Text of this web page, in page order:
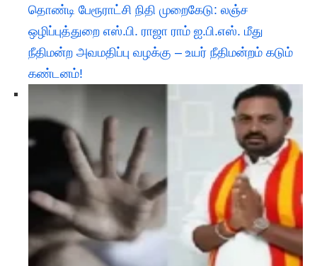
தொண்டி பேரூராட்சி நிதி முறைகேடு: லஞ்ச
ஒழிப்புத்துறை எஸ்.பி. ராஜா ராம் ஐ.பி.எஸ். மீது
நீதிமன்ற அவமதிப்பு வழக்கு – உயர் நீதிமன்றம் கடும்
கண்டனம்!